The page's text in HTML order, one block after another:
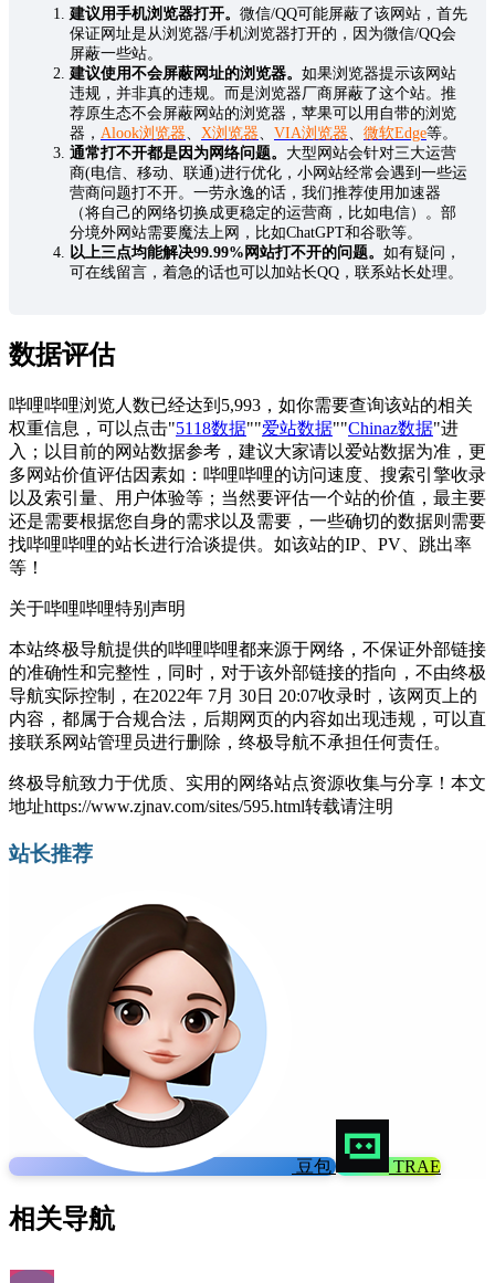
建议用手机浏览器打开。 微信/QQ可能屏蔽了该网站，首先
保证网址是从浏览器/手机浏览器打开的，因为微信/QQ会
屏蔽一些站。
建议使用不会屏蔽网址的浏览器。 如果浏览器提示该网站
违规，并非真的违规。而是浏览器厂商屏蔽了这个站。推
荐原生态不会屏蔽网站的浏览器，苹果可以用自带的浏览
器， Alook浏览器、 X浏览器、 VIA浏览器、 微软Edge等。
通常打不开都是因为网络问题。 大型网站会针对三大运营
商(电信、移动、联通)进行优化，小网站经常会遇到一些运
营商问题打不开。一劳永逸的话，我们推荐使用加速器
（将自己的网络切换成更稳定的运营商，比如电信）。部
分境外网站需要魔法上网，比如ChatGPT和谷歌等。
以上三点均能解决99.99%网站打不开的问题。 如有疑问，
可在线留言，着急的话也可以加站长QQ，联系站长处理。
数据评估
哔哩哔哩浏览人数已经达到5,993，如你需要查询该站的相关
权重信息，可以点击"5118数据""爱站数据""Chinaz数据"进
入；以目前的网站数据参考，建议大家请以爱站数据为准，更
多网站价值评估因素如：哔哩哔哩的访问速度、搜索引擎收录
以及索引量、用户体验等；当然要评估一个站的价值，最主要
还是需要根据您自身的需求以及需要，一些确切的数据则需要
找哔哩哔哩的站长进行洽谈提供。如该站的IP、PV、跳出率
等！
关于哔哩哔哩特别声明
本站终极导航提供的哔哩哔哩都来源于网络，不保证外部链接
的准确性和完整性，同时，对于该外部链接的指向，不由终极
导航实际控制，在2022年 7月 30日 20:07收录时，该网页上的
内容，都属于合规合法，后期网页的内容如出现违规，可以直
接联系网站管理员进行删除，终极导航不承担任何责任。
终极导航致力于优质、实用的网络站点资源收集与分享！ 本文
地址https://www.zjnav.com/sites/595.html转载请注明
站长推荐
豆包 TRAE
相关导航